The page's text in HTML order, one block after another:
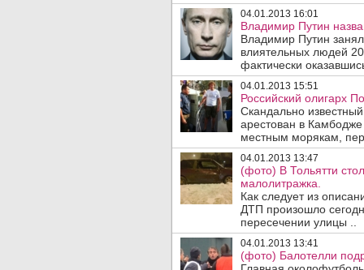
04.01.2013 16:01
Владимир Путин
Владимир Путин
влиятельных людей
фактически
04.01.2013 15:51
Российский олигарх
Скандально
арестован в
местным морякам,
04.01.2013 13:47
(фото) В Тольятти
малолитражка.
Как следует из
ДТП произошло
пересечении улицы ..
04.01.2013 13:41
(фото) Балотелли